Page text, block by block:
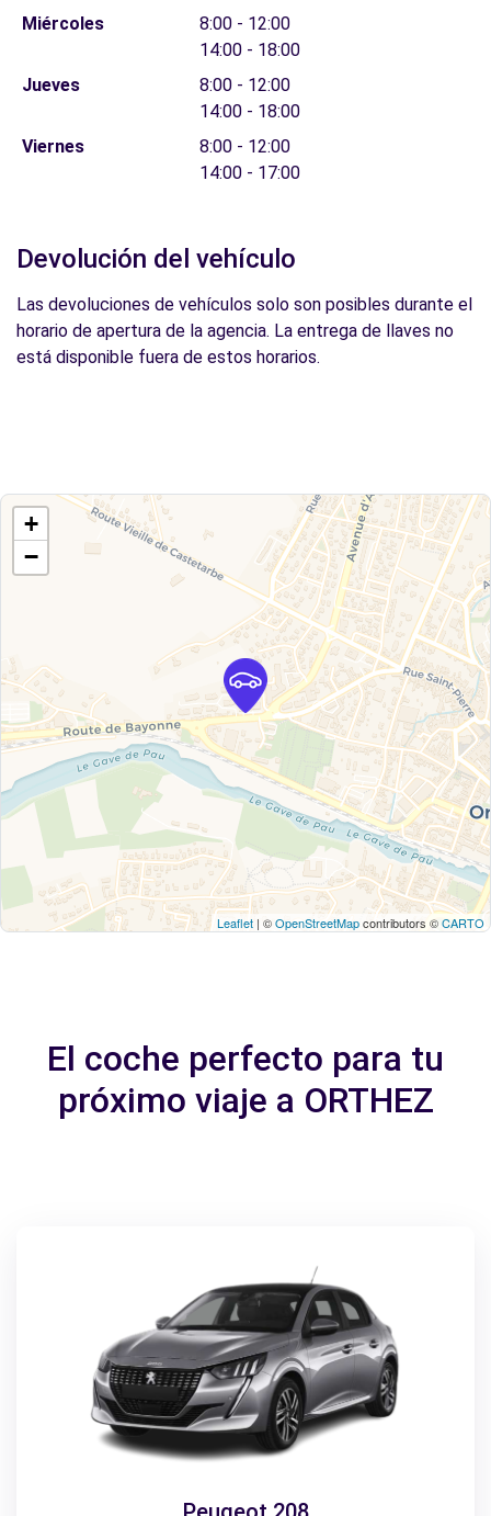
Miércoles
8:00 - 12:00
14:00 - 18:00
Jueves
8:00 - 12:00
14:00 - 18:00
Viernes
8:00 - 12:00
14:00 - 17:00
Devolución del vehículo
Las devoluciones de vehículos solo son posibles durante el
horario de apertura de la agencia. La entrega de llaves no
está disponible fuera de estos horarios.
+
−
Leaflet | ©OpenStreetMapcontributors ©CARTO
El coche perfecto para tu
próximo viaje a ORTHEZ